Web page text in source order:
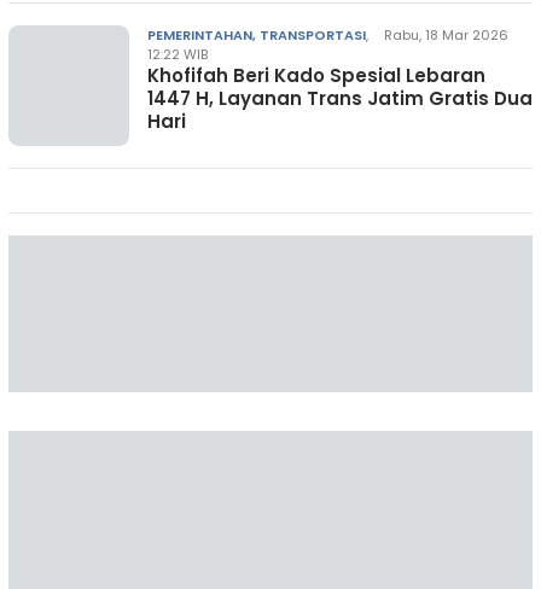
PEMERINTAHAN, TRANSPORTASI,
Rabu, 18 Mar 2026
12:22 WIB
Khofifah Beri Kado Spesial Lebaran
1447 H, Layanan Trans Jatim Gratis Dua
Hari